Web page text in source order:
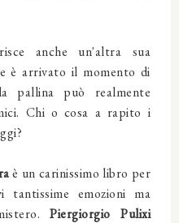
anche un'altra sua
è arrivato il momento di
pallina può realmente
Chi o cosa a rapito i
è un carinissimo libro per
tantissime emozioni ma
Piergiorgio Pulixi